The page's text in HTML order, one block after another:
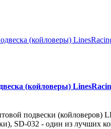
(койловеры)
подвески (койловеров)
SD-032 - один из лучших